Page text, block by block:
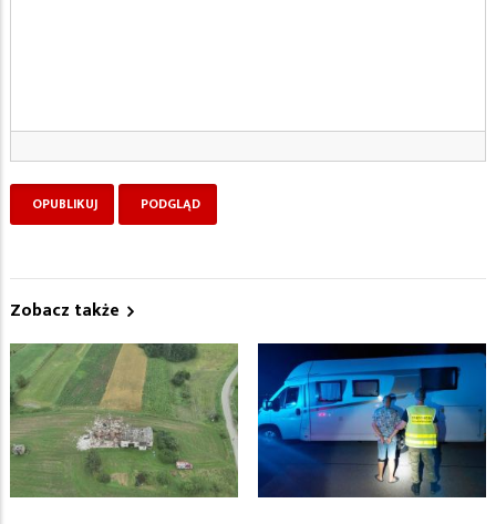
Zobacz także